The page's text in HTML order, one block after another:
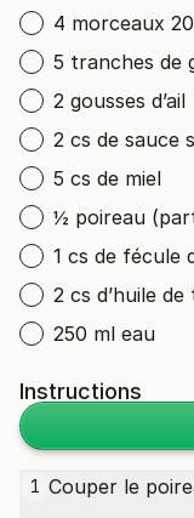
4 morceaux
5 tranches de
2 gousses d’ail
2 cs de sauce
5 cs de miel
½ poireau
1 cs de fécule
2 cs d’huile
250 ml eau
Instructions
1 Couper le